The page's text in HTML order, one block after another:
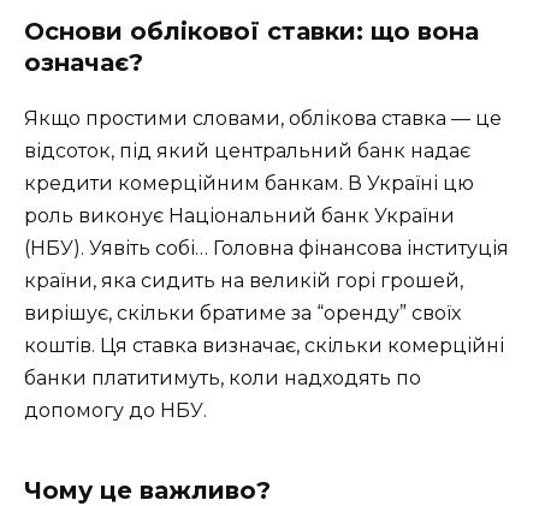
Основи облікової ставки: що вона
означає?
Якщо простими словами, облікова ставка — це
відсоток, під який центральний банк надає
кредити комерційним банкам. В Україні цю
роль виконує Національний банк України
(НБУ). Уявіть собі… Головна фінансова інституція
країни, яка сидить на великій горі грошей,
вирішує, скільки братиме за “оренду” своїх
коштів. Ця ставка визначає, скільки комерційні
банки платитимуть, коли надходять по
допомогу до НБУ.
Чому це важливо?